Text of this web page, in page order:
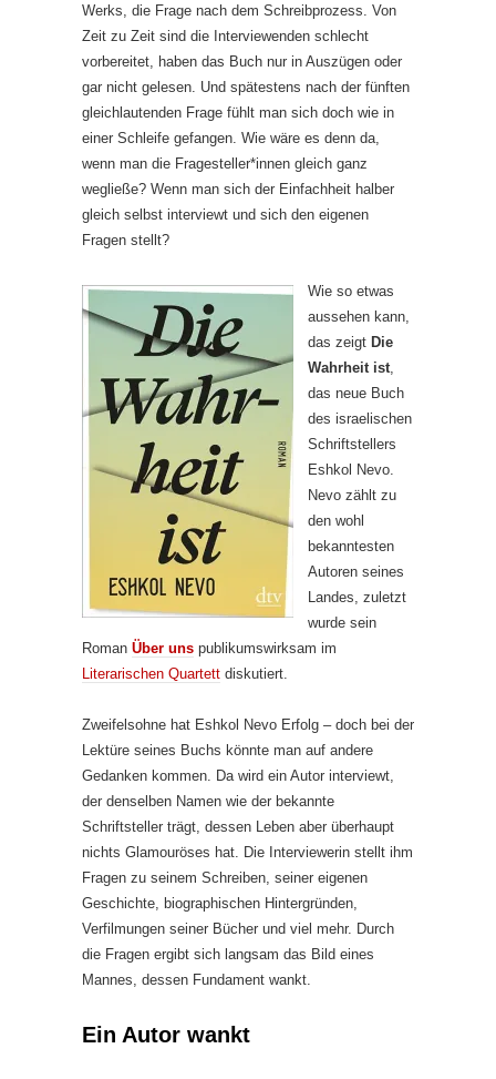
Werks, die Frage nach dem Schreibprozess. Von
Zeit zu Zeit sind die Interviewenden schlecht
vorbereitet, haben das Buch nur in Auszügen oder
gar nicht gelesen. Und spätestens nach der fünften
gleichlautenden Frage fühlt man sich doch wie in
einer Schleife gefangen. Wie wäre es denn da,
wenn man die Fragesteller*innen gleich ganz
wegließe? Wenn man sich der Einfachheit halber
gleich selbst interviewt und sich den eigenen
Fragen stellt?
Wie so etwas
aussehen kann,
das zeigt Die
Wahrheit ist
das neue Buch
des israelischen
Schriftstellers
Eshkol Nevo.
Nevo zählt zu
den wohl
bekanntesten
Autoren seines
Landes, zuletzt
wurde sein
Roman Über uns publikumswirksam im
Literarischen Quartett diskutiert.
Zweifelsohne hat Eshkol Nevo Erfolg – doch bei der
Lektüre seines Buchs könnte man auf andere
Gedanken kommen. Da wird ein Autor interviewt,
der denselben Namen wie der bekannte
Schriftsteller trägt, dessen Leben aber überhaupt
nichts Glamouröses hat. Die Interviewerin stellt ihm
Fragen zu seinem Schreiben, seiner eigenen
Geschichte, biographischen Hintergründen,
Verfilmungen seiner Bücher und viel mehr. Durch
die Fragen ergibt sich langsam das Bild eines
Mannes, dessen Fundament wankt.
Ein Autor wankt